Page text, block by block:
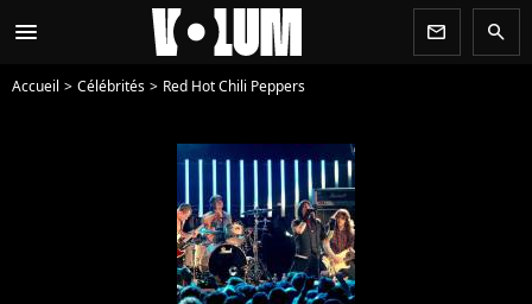
menu newsletter search
Accueil Célébrités Red Hot Chili Peppers